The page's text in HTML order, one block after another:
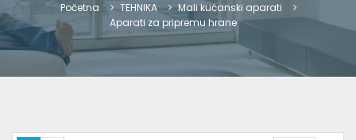
Početna TEHNIKA
Mali kućanski aparati
Aparati za pripremu hrane